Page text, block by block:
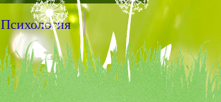
Психология